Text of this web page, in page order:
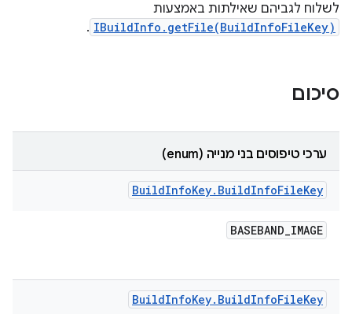
לשלוח לגביהם שאילתות באמצעות
IBuildInfo.getFile(BuildInfoFileKey)
.
סיכום
ערכי טיפוסים בני מנייה (enum)
BuildInfoKey. BuildInfoFileKey
BASEBAND_IMAGE
BuildInfoKey. BuildInfoFileKey